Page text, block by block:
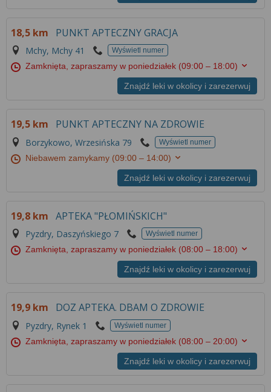
18,5 km PUNKT APTECZNY GRACJA
Mchy, Mchy 41 Wyświetl numer
Zamknięta, zapraszamy w poniedziałek (09:00 – 18:00)
Znajdź leki w okolicy i zarezerwuj
19,5 km PUNKT APTECZNY NA ZDROWIE
Borzykowo, Wrzesińska 79 Wyświetl numer
Niebawem zamykamy (09:00 – 14:00)
Znajdź leki w okolicy i zarezerwuj
19,8 km APTEKA "PŁOMIŃSKICH"
Pyzdry, Daszyńskiego 7 Wyświetl numer
Zamknięta, zapraszamy w poniedziałek (08:00 – 18:00)
Znajdź leki w okolicy i zarezerwuj
19,9 km DOZ APTEKA. DBAM O ZDROWIE
Pyzdry, Rynek 1 Wyświetl numer
Zamknięta, zapraszamy w poniedziałek (08:00 – 20:00)
Znajdź leki w okolicy i zarezerwuj